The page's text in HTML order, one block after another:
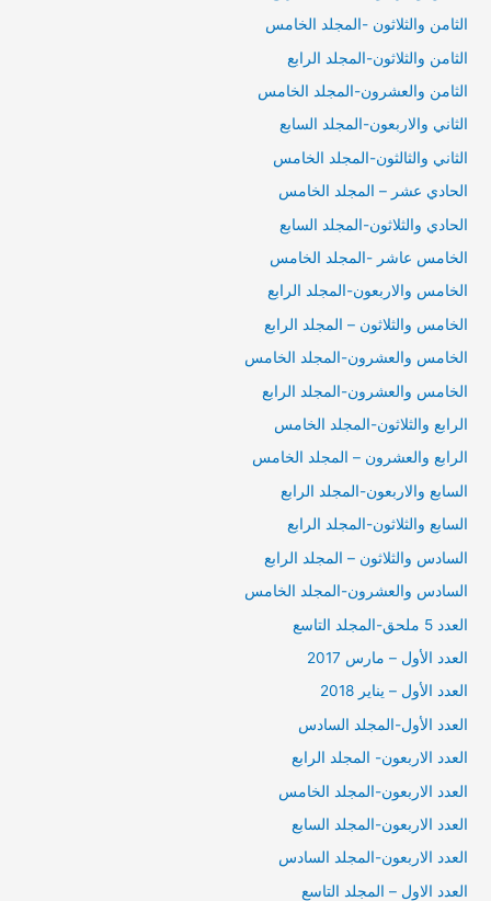
الثامن والثلاثون -المجلد الخامس
الثامن والثلاثون-المجلد الرابع
الثامن والعشرون-المجلد الخامس
الثاني والاربعون-المجلد السابع
الثاني والثالثون-المجلد الخامس
الحادي عشر – المجلد الخامس
الحادي والثلاثون-المجلد السابع
الخامس عاشر -المجلد الخامس
الخامس والاربعون-المجلد الرابع
الخامس والثلاثون – المجلد الرابع
الخامس والعشرون-المجلد الخامس
الخامس والعشرون-المجلد الرابع
الرابع والثلاثون-المجلد الخامس
الرابع والعشرون – المجلد الخامس
السابع والاربعون-المجلد الرابع
السابع والثلاثون-المجلد الرابع
السادس والثلاثون – المجلد الرابع
السادس والعشرون-المجلد الخامس
العدد 5 ملحق-المجلد التاسع
العدد الأول – مارس 2017
العدد الأول – يناير 2018
العدد الأول-المجلد السادس
العدد الاربعون- المجلد الرابع
العدد الاربعون-المجلد الخامس
العدد الاربعون-المجلد السابع
العدد الاربعون-المجلد السادس
العدد الاول – المجلد التاسع